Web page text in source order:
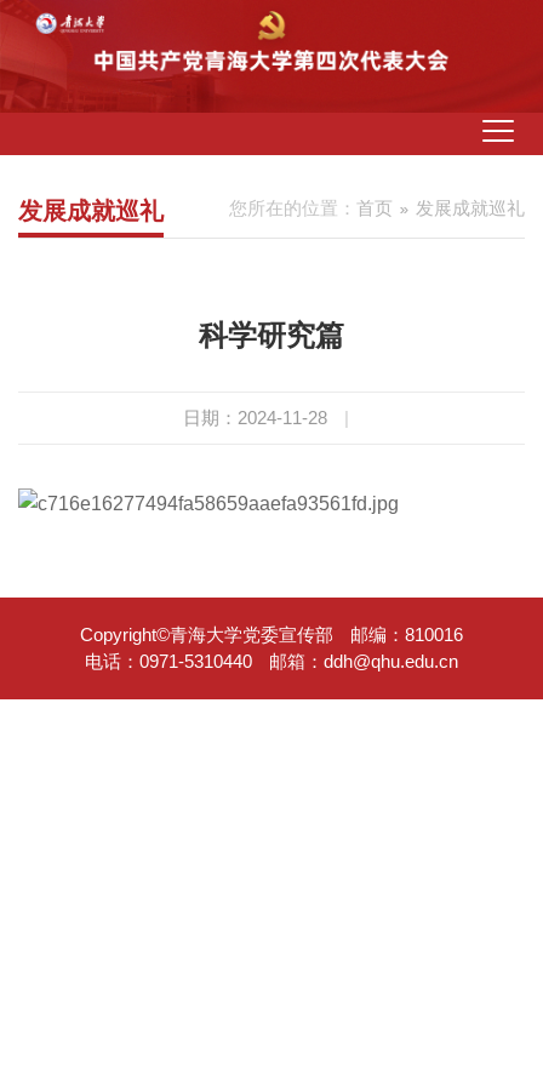
您所在的位置： 首页 发展成就巡礼
发展成就巡礼
科学研究篇
日期：2024-11-28 |
Copyright©青海大学党委宣传部
邮编：810016
电话：0971-5310440
邮箱：ddh@qhu.edu.cn